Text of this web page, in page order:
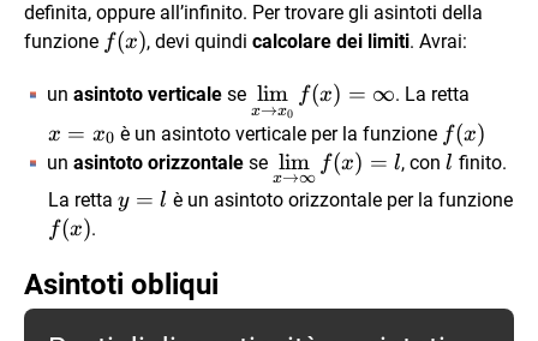
definita, oppure all’infinito. Per trovare gli asintoti della
funzione f(x)
f(x), devi quindicalcolare dei limiti. Avrai:
un asintoto verticale se \lim\limits_{x
\to x_0}
f(x)= \infty
x→x0
lim f(x) = ∞. La retta
x = x0 è un asintoto verticale per la funzione f(x)
f(x)
un asintoto orizzontale se \lim\limits_{x
\to \infty}
x→∞
lim f(x) = l, conl
l finito.
La retta y=l
y = l è un asintoto orizzontale per la funzione
f(x)
f(x).
Asintoti obliqui